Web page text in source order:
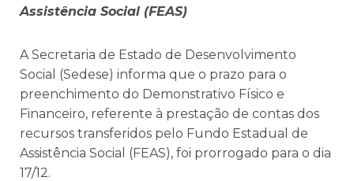
Assistência Social (FEAS)
A Secretaria de Estado de Desenvolvimento
Social (Sedese) informa que o prazo para o
preenchimento do Demonstrativo Físico e
Financeiro, referente à prestação de contas dos
recursos transferidos pelo Fundo Estadual de
Assistência Social (FEAS), foi prorrogado para o dia
17/12.